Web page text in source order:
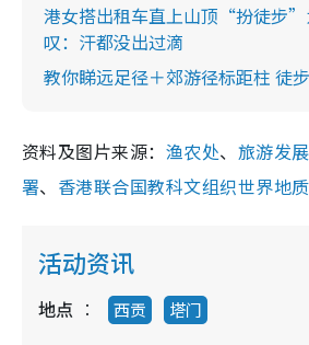
港女搭出租车直上山顶“扮徒步”
叹：汗都没出过滴
教你睇远足径＋郊游径标距柱 徒
资料及图片来源： 渔农处、 旅游发
署、 香港联合国教科文组织世界地
活动资讯
地点 西贡 塔门